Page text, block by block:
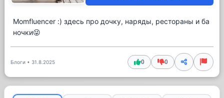
Momfluencer :) здесь про дочку, наряды, рестораны и ба
ночки😜
Блоги • 31.8.2025 0 0